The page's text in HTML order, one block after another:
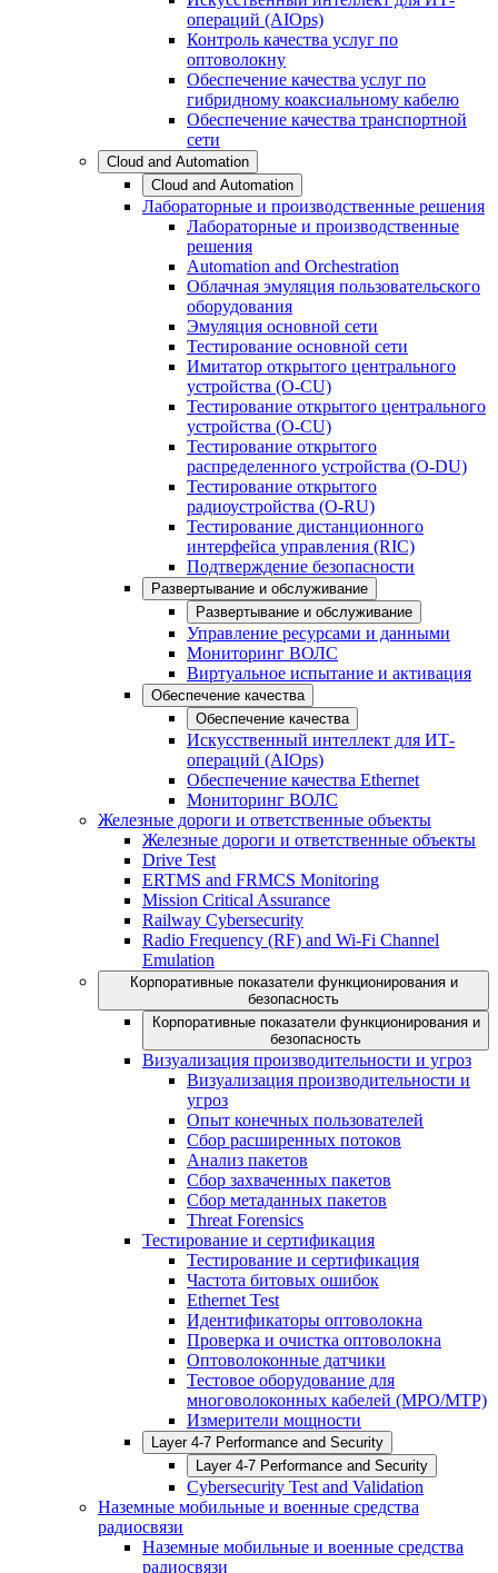
операций (AIOps)
Контроль качества услуг по
оптоволокну
Обеспечение качества услуг по
гибридному коаксиальному кабелю
Обеспечение качества транспортной
сети
Cloud and Automation
Cloud and Automation
Лабораторные и производственные решения
Лабораторные и производственные
решения
Automation and Orchestration
Облачная эмуляция пользовательского
оборудования
Эмуляция основной сети
Тестирование основной сети
Имитатор открытого центрального
устройства (O-CU)
Тестирование открытого центрального
устройства (O-CU)
Тестирование открытого
распределенного устройства (O-DU)
Тестирование открытого
радиоустройства (O-RU)
Тестирование дистанционного
интерфейса управления (RIC)
Подтверждение безопасности
Развертывание и обслуживание
Развертывание и обслуживание
Управление ресурсами и данными
Мониторинг ВОЛС
Виртуальное испытание и активация
Обеспечение качества
Обеспечение качества
Искусственный интеллект для ИТ-
операций (AIOps)
Обеспечение качества Ethernet
Мониторинг ВОЛС
Железные дороги и ответственные объекты
Железные дороги и ответственные объекты
Drive Test
ERTMS and FRMCS Monitoring
Mission Critical Assurance
Railway Cybersecurity
Radio Frequency (RF) and Wi-Fi Channel
Emulation
Корпоративные показатели функционирования и
безопасность
Корпоративные показатели функционирования и
безопасность
Визуализация производительности и угроз
Визуализация производительности и
угроз
Опыт конечных пользователей
Сбор расширенных потоков
Анализ пакетов
Сбор захваченных пакетов
Сбор метаданных пакетов
Threat Forensics
Тестирование и сертификация
Тестирование и сертификация
Частота битовых ошибок
Ethernet Test
Идентификаторы оптоволокна
Проверка и очистка оптоволокна
Оптоволоконные датчики
Тестовое оборудование для
многоволоконных кабелей (MPO/MTP)
Измерители мощности
Layer 4-7 Performance and Security
Layer 4-7 Performance and Security
Cybersecurity Test and Validation
Наземные мобильные и военные средства
радиосвязи
Наземные мобильные и военные средства
радиосвязи